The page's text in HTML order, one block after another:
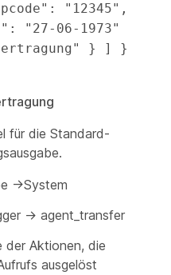
"12345",
"27-06-1973"
} ] }
für die Standard-
→System
→ agent_transfer
der Aktionen, die
ausgelöst